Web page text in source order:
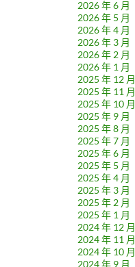
2026 年 6 月
2026 年 5 月
2026 年 4 月
2026 年 3 月
2026 年 2 月
2026 年 1 月
2025 年 12 月
2025 年 11 月
2025 年 10 月
2025 年 9 月
2025 年 8 月
2025 年 7 月
2025 年 6 月
2025 年 5 月
2025 年 4 月
2025 年 3 月
2025 年 2 月
2025 年 1 月
2024 年 12 月
2024 年 11 月
2024 年 10 月
2024 年 9 月